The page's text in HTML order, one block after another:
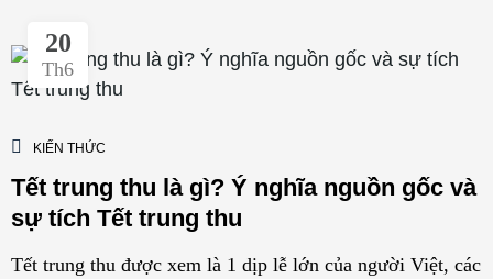
20
Th6
KIẾN THỨC
Tết trung thu là gì? Ý nghĩa nguồn gốc và
sự tích Tết trung thu
Tết trung thu được xem là 1 dịp lễ lớn của người Việt, các